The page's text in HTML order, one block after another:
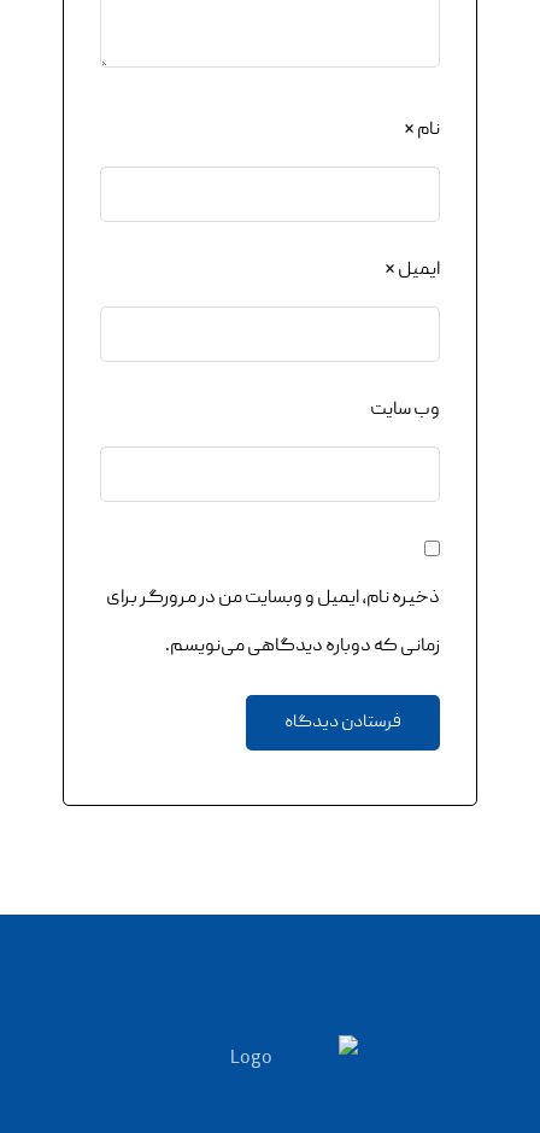
نام*
ایمیل*
وب‌ سایت
ذخیره نام، ایمیل و وبسایت من در مرورگر برای
زمانی که دوباره دیدگاهی می‌نویسم.
فرستادن دیدگاه